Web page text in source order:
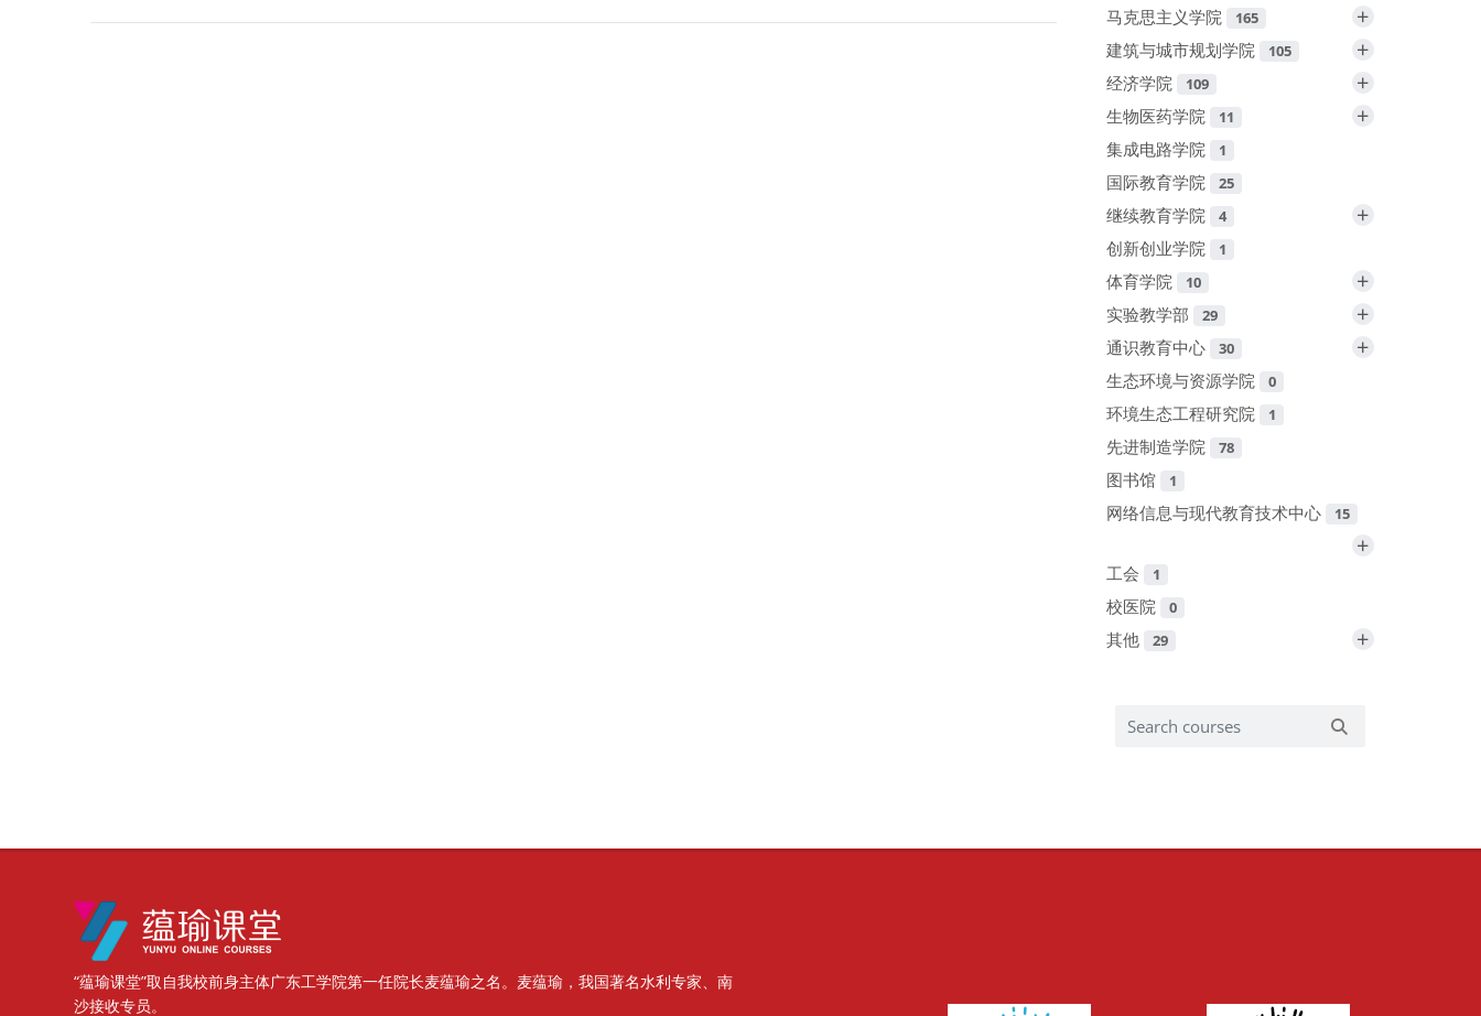
马克思主义学院 165 +
建筑与城市规划学院 105 +
经济学院 109 +
生物医药学院 11 +
集成电路学院 1
国际教育学院 25
继续教育学院 4 +
创新创业学院 1
体育学院 10 +
实验教学部 29 +
通识教育中心 30 +
生态环境与资源学院 0
环境生态工程研究院 1
先进制造学院 78
图书馆 1
网络信息与现代教育技术中心 15
+
工会 1
校医院 0
其他 29 +
Search courses
版块
“蕴瑜课堂”取自我校前身主体广东工学院第一任院长麦蕴瑜之名。麦蕴瑜，我国著名水利专家、南
沙接收专员。